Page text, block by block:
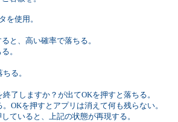
を使用。
と、高い確率で落ちる。
。
る。
ますか？が出てOKを押すと落ちる。
押すとアプリは消えて何も残らない。
ると、上記の状態が再現する。